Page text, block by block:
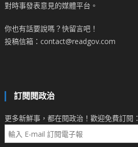
對時事發表意見的媒體平台。
你也有話要說嗎？快留言吧！
投稿信箱：contact@readgov.com
訂閱閱政治
更多新鮮事，都在閱政治！歡迎免費訂閱：